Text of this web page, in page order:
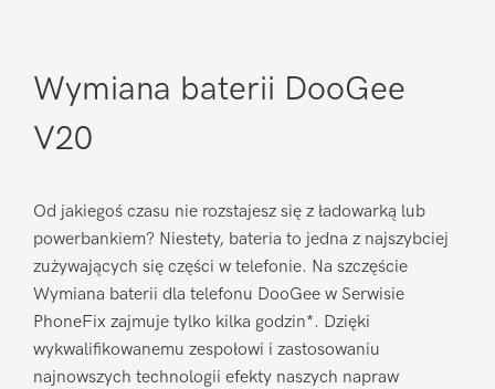
Wymiana baterii DooGee
V20
Od jakiegoś czasu nie rozstajesz się z ładowarką lub
powerbankiem? Niestety, bateria to jedna z najszybciej
zużywających się części w telefonie. Na szczęście
Wymiana baterii dla telefonu DooGee w Serwisie
PhoneFix zajmuje tylko kilka godzin*. Dzięki
wykwalifikowanemu zespołowi i zastosowaniu
najnowszych technologii efekty naszych napraw